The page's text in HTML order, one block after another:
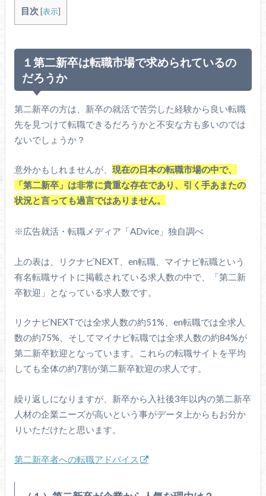
目次 [表示]
１第二新卒は転職市場で求められているの
だろうか
第二新卒の方は、新卒の就活で苦労した経験から良い転職
先を見つけて転職できるだろうかと不安な方も多いのでは
ないでしょうか？
意外かもしれませんが、 現在の日本の転職市場の中で、
「第二新卒」は非常に貴重な存在であり、引く手あまたの
状況と言っても過言ではありません。
※広告就活・転職メディア「ADvice」独自調べ
上の表は、リクナビNEXT、en転職、マイナビ転職という
有名転職サイトに掲載されている求人数の中で、「第二新
卒歓迎」となっている求人数です。
リクナビNEXTでは全求人数の約51%、en転職では全求人
数の約75%、そしてマイナビ転職では全求人数の約84%が
第二新卒歓迎となっています。これらの転職サイトを平均
しても全体の約7割が第二新卒歓迎の求人です。
繰り返しになりますが、新卒から入社後3年以内の第二新卒
人材の企業ニーズが高いという事がデータ上からもお分か
りいただけたと思います。
第二新卒者への転職アドバイス